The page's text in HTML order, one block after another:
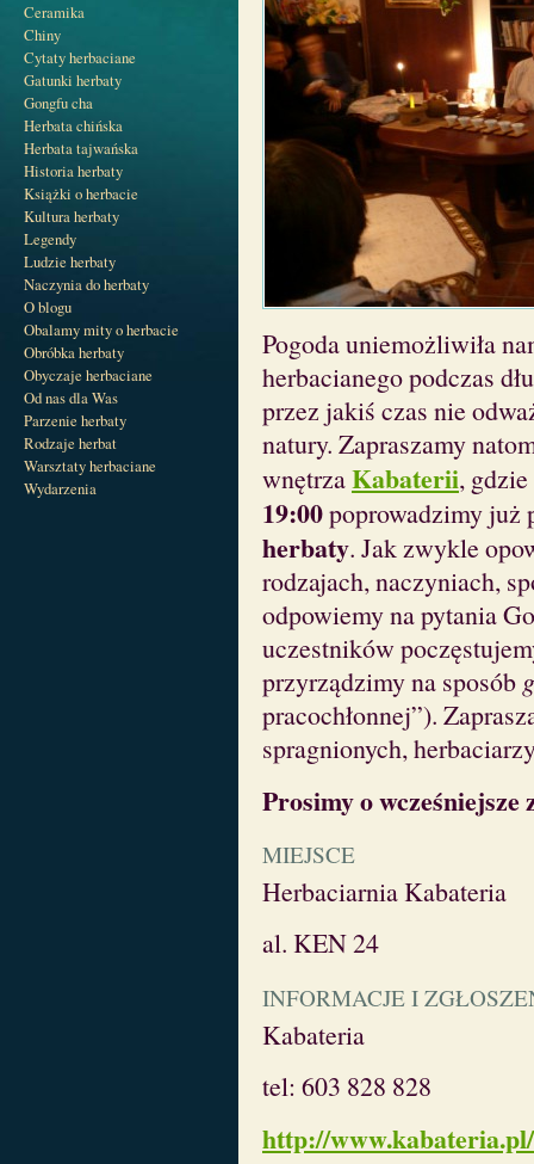
Ceramika
Chiny
Cytaty herbaciane
Gatunki herbaty
Gongfu cha
Herbata chińska
Herbata tajwańska
Historia herbaty
Książki o herbacie
Kultura herbaty
Legendy
Ludzie herbaty
Naczynia do herbaty
O blogu
Obalamy mity o herbacie
Obróbka herbaty
Obyczaje herbaciane
Od nas dla Was
Parzenie herbaty
Rodzaje herbat
Warsztaty herbaciane
Wydarzenia
Pogoda uniemożliwiła
herbacianego podczas
przez jakiś czas nie
natury. Zapraszamy
wnętrzaKabaterii, gdzie
19:00poprowadzimy już
herbaty. Jak zwykle
rodzajach, naczyniach,
odpowiemy na pytania
uczestników
przyrządzimy na sposób
pracochłonnej”).
spragnionych,
Prosimy o wcześniejsze
MIEJSCE
Herbaciarnia Kabateria
al. KEN 24
INFORMACJE I
Kabateria
tel: 603 828 828
http://www.kabateria.pl/